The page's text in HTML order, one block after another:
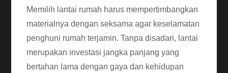
Memilih lantai rumah harus mempertimbangkan
materialnya dengan seksama agar keselamatan
penghuni rumah terjamin. Tanpa disadari, lantai
merupakan investasi jangka panjang yang
bertahan lama dengan gaya dan kehidupan